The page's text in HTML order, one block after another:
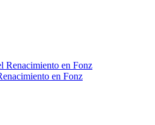
en Fonz